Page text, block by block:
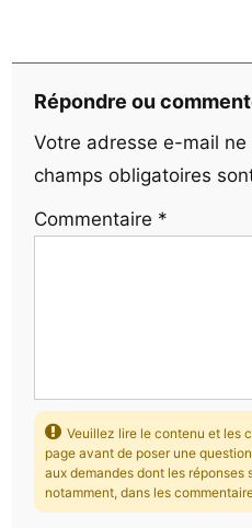
Répondre ou
Votre adresse e-mail
champs obligatoires
Commentaire *
Veuillez lire le contenu et les
page avant de poser une
aux demandes dont les réponses
notamment, dans les